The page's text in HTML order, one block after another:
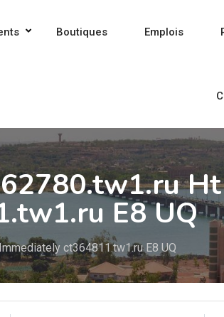
Boutiques Emplois
Ht
E8 UQ
ct364811.tw1.ru E8 UQ